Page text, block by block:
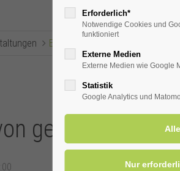
Eventsreader (Timeline)
gestern und
Erforderlich*
Notwendige Cookies und
funktioniert
Externe Medien
Externe Medien wie Google
Statistik
Google Analytics und